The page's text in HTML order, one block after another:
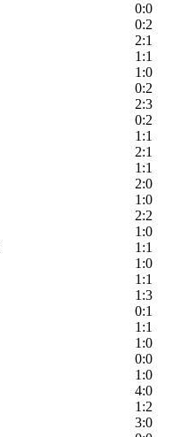
0:0
0:2
2:1
1:1
1:0
0:2
2:3
0:2
1:1
2:1
1:1
2:0
1:0
2:2
1:0
1:1
1:0
1:1
1:3
0:1
1:1
1:0
0:0
1:0
4:0
1:2
3:0